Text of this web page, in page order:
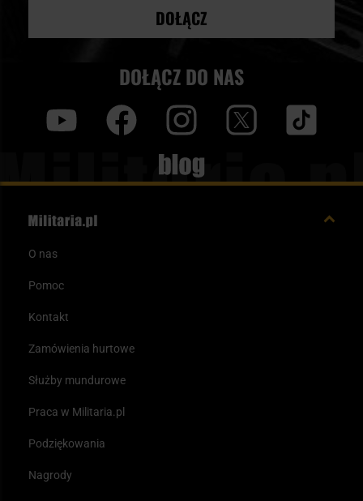
DOŁĄCZ
DOŁĄCZ DO NAS
Blog
O nas
Pomoc
Kontakt
Zamówienia hurtowe
Służby mundurowe
Praca w Militaria.pl
Podziękowania
Nagrody